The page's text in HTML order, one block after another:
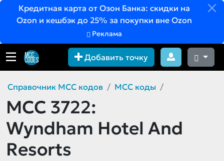
Кредитная карта от Озон Банка: скидки на
Ozon и кешбэк до 25% за покупки вне Ozon
Реклама
Добавить точку
Справочник MCC кодов MCC коды
MCC 3722:
Wyndham Hotel And
Resorts